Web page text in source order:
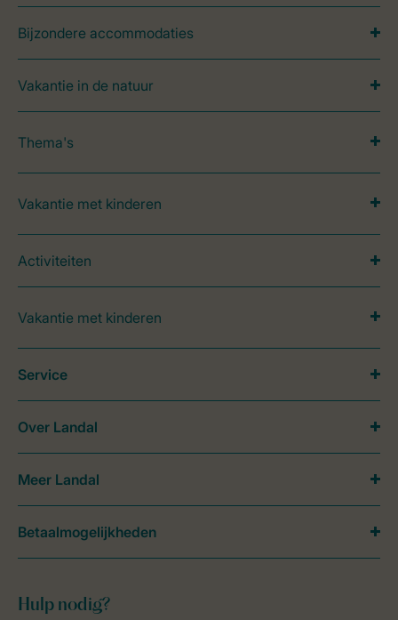
Bijzondere accommodaties
Vakantie in de natuur
Thema's
Vakantie met kinderen
Activiteiten
Vakantie met kinderen
Hulp nodig?
Service
Over Landal
Meer Landal
Betaalmogelijkheden